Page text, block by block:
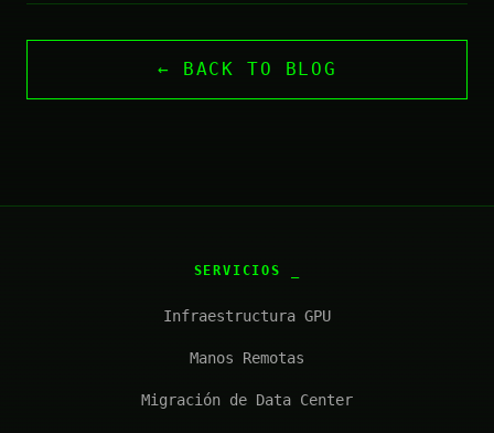
← BACK TO BLOG
SERVICIOS
Infraestructura GPU
Manos Remotas
Migración de Data Center